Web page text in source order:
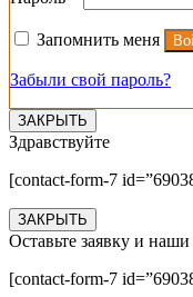
Запомнить меня
Забыли свой пароль?
ЗАКРЫТЬ
Здравствуйте
[contact-form-7
ЗАКРЫТЬ
Оставьте заявку и
[contact-form-7